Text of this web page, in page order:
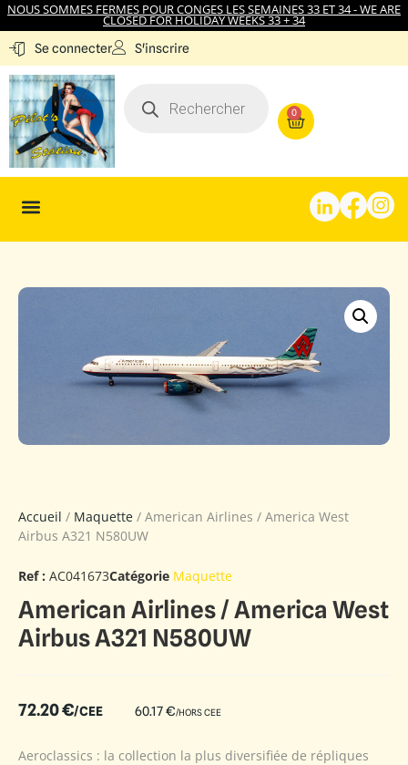
NOUS SOMMES FERMES POUR CONGES LES SEMAINES 33 ET 34 - WE ARE
CLOSED FOR HOLIDAY WEEKS 33 + 34
Se connecter S'inscrire
0
Accueil / Maquette / American Airlines / America West
Airbus A321 N580UW
Ref : AC041673Catégorie Maquette
American Airlines / America West
Airbus A321 N580UW
72.20€/CEE 60.17€/HORS CEE
Aeroclassics : la collection la plus diversifiée de répliques